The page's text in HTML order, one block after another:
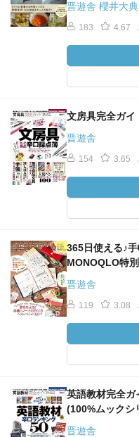
晋遊舎 櫻井大
183 4.67
文房具完全ガイ
晋遊舎
154 3.65
365日使える♪
MONOQLO特
晋遊舎
119 3.08
英語教材完全ガ
(100%ムックシ
晋遊舎